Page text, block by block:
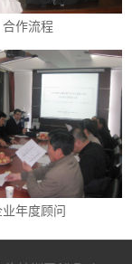
合作流程
业年度顾问